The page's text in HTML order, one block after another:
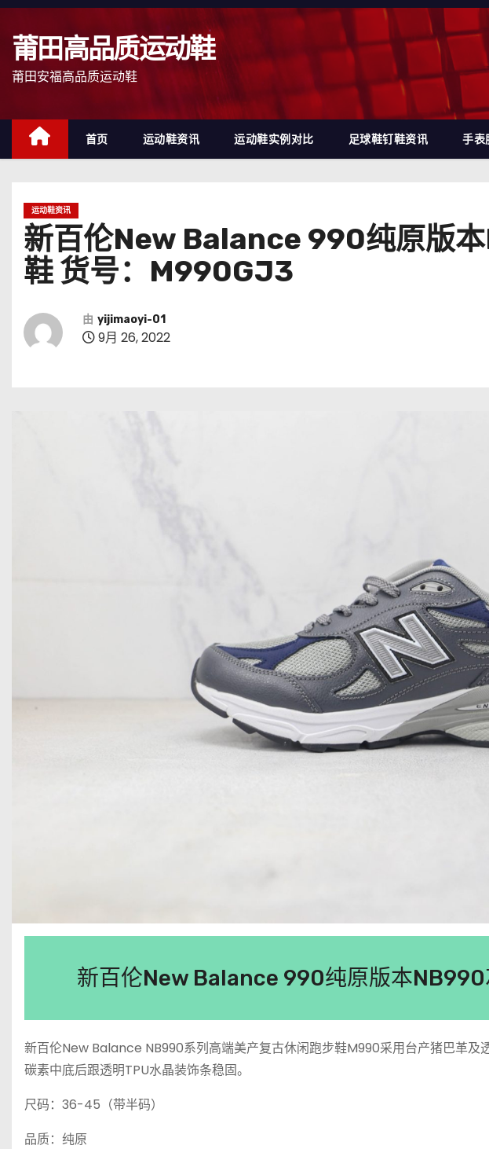
跳
莆田高品质运动鞋
莆田安福高品质运动鞋
首页 运动鞋资讯 运动鞋实例对比 足球鞋钉鞋资讯 手表
运动鞋资讯
新百伦New Balance 990纯原版
鞋 货号：M990GJ3
由 yijimaoyi-01
9月 26, 2022
新百伦New Balance 990纯原版本NB990
新百伦New Balance NB990系列高端美产复古休闲跑步鞋M990采用台产猪巴革及
碳素中底后跟透明TPU水晶装饰条稳固。
尺码：36-45（带半码）
品质：纯原